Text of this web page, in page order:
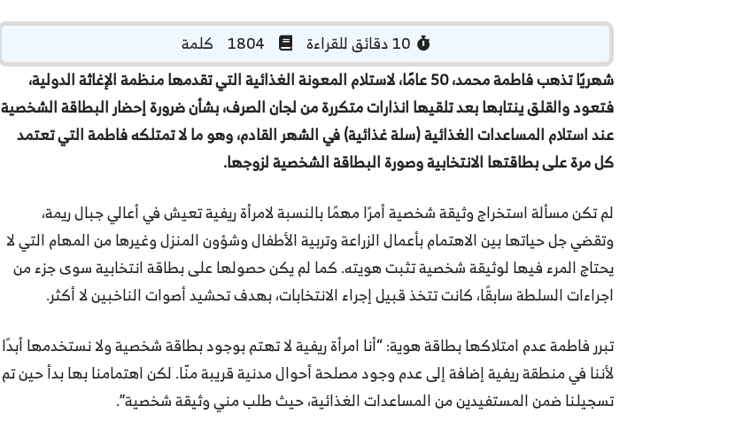
‏ 10 دقائق للقراءة
شهريًا تذهب فاطمة محمد، 50 عامًا، لاستلام المعونة الغذائية التي تقدمها منظمة الإغاثة الدولية،
فتعود والقلق ينتابها بعد تلقيها انذارات متكررة من لجان الصرف، بشأن ضرورة إحضار البطاقة الشخصية
عند استلام المساعدات الغذائية (سلة غذائية) في الشهر القادم، وهو ما لا تمتلكه فاطمة التي تعتمد
كل مرة على بطاقتها الانتخابية وصورة البطاقة الشخصية لزوجها.
لم تكن مسألة استخراج وثيقة شخصية أمرًا مهمًا بالنسبة لامرأة ريفية تعيش في أعالي جبال ريمة،
وتقضي جل حياتها بين الاهتمام بأعمال الزراعة وتربية الأطفال وشؤون المنزل وغيرها من المهام التي لا
يحتاج المرء فيها لوثيقة شخصية تثبت هويته. كما لم يكن حصولها على بطاقة انتخابية سوى جزء من
اجراءات السلطة سابقًا، كانت تتخذ قبيل إجراء الانتخابات، بهدف تحشيد أصوات الناخبين لا أكثر.
تبرر فاطمة عدم امتلاكها بطاقة هوية: “أنا امرأة ريفية لا تهتم بوجود بطاقة شخصية ولا نستخدمها أبدًا
لأننا في منطقة ريفية إضافة إلى عدم وجود مصلحة أحوال مدنية قريبة منّا. لكن اهتمامنا بها بدأ حين تم
تسجيلنا ضمن المستفيدين من المساعدات الغذائية، حيث طلب مني وثيقة شخصية”.